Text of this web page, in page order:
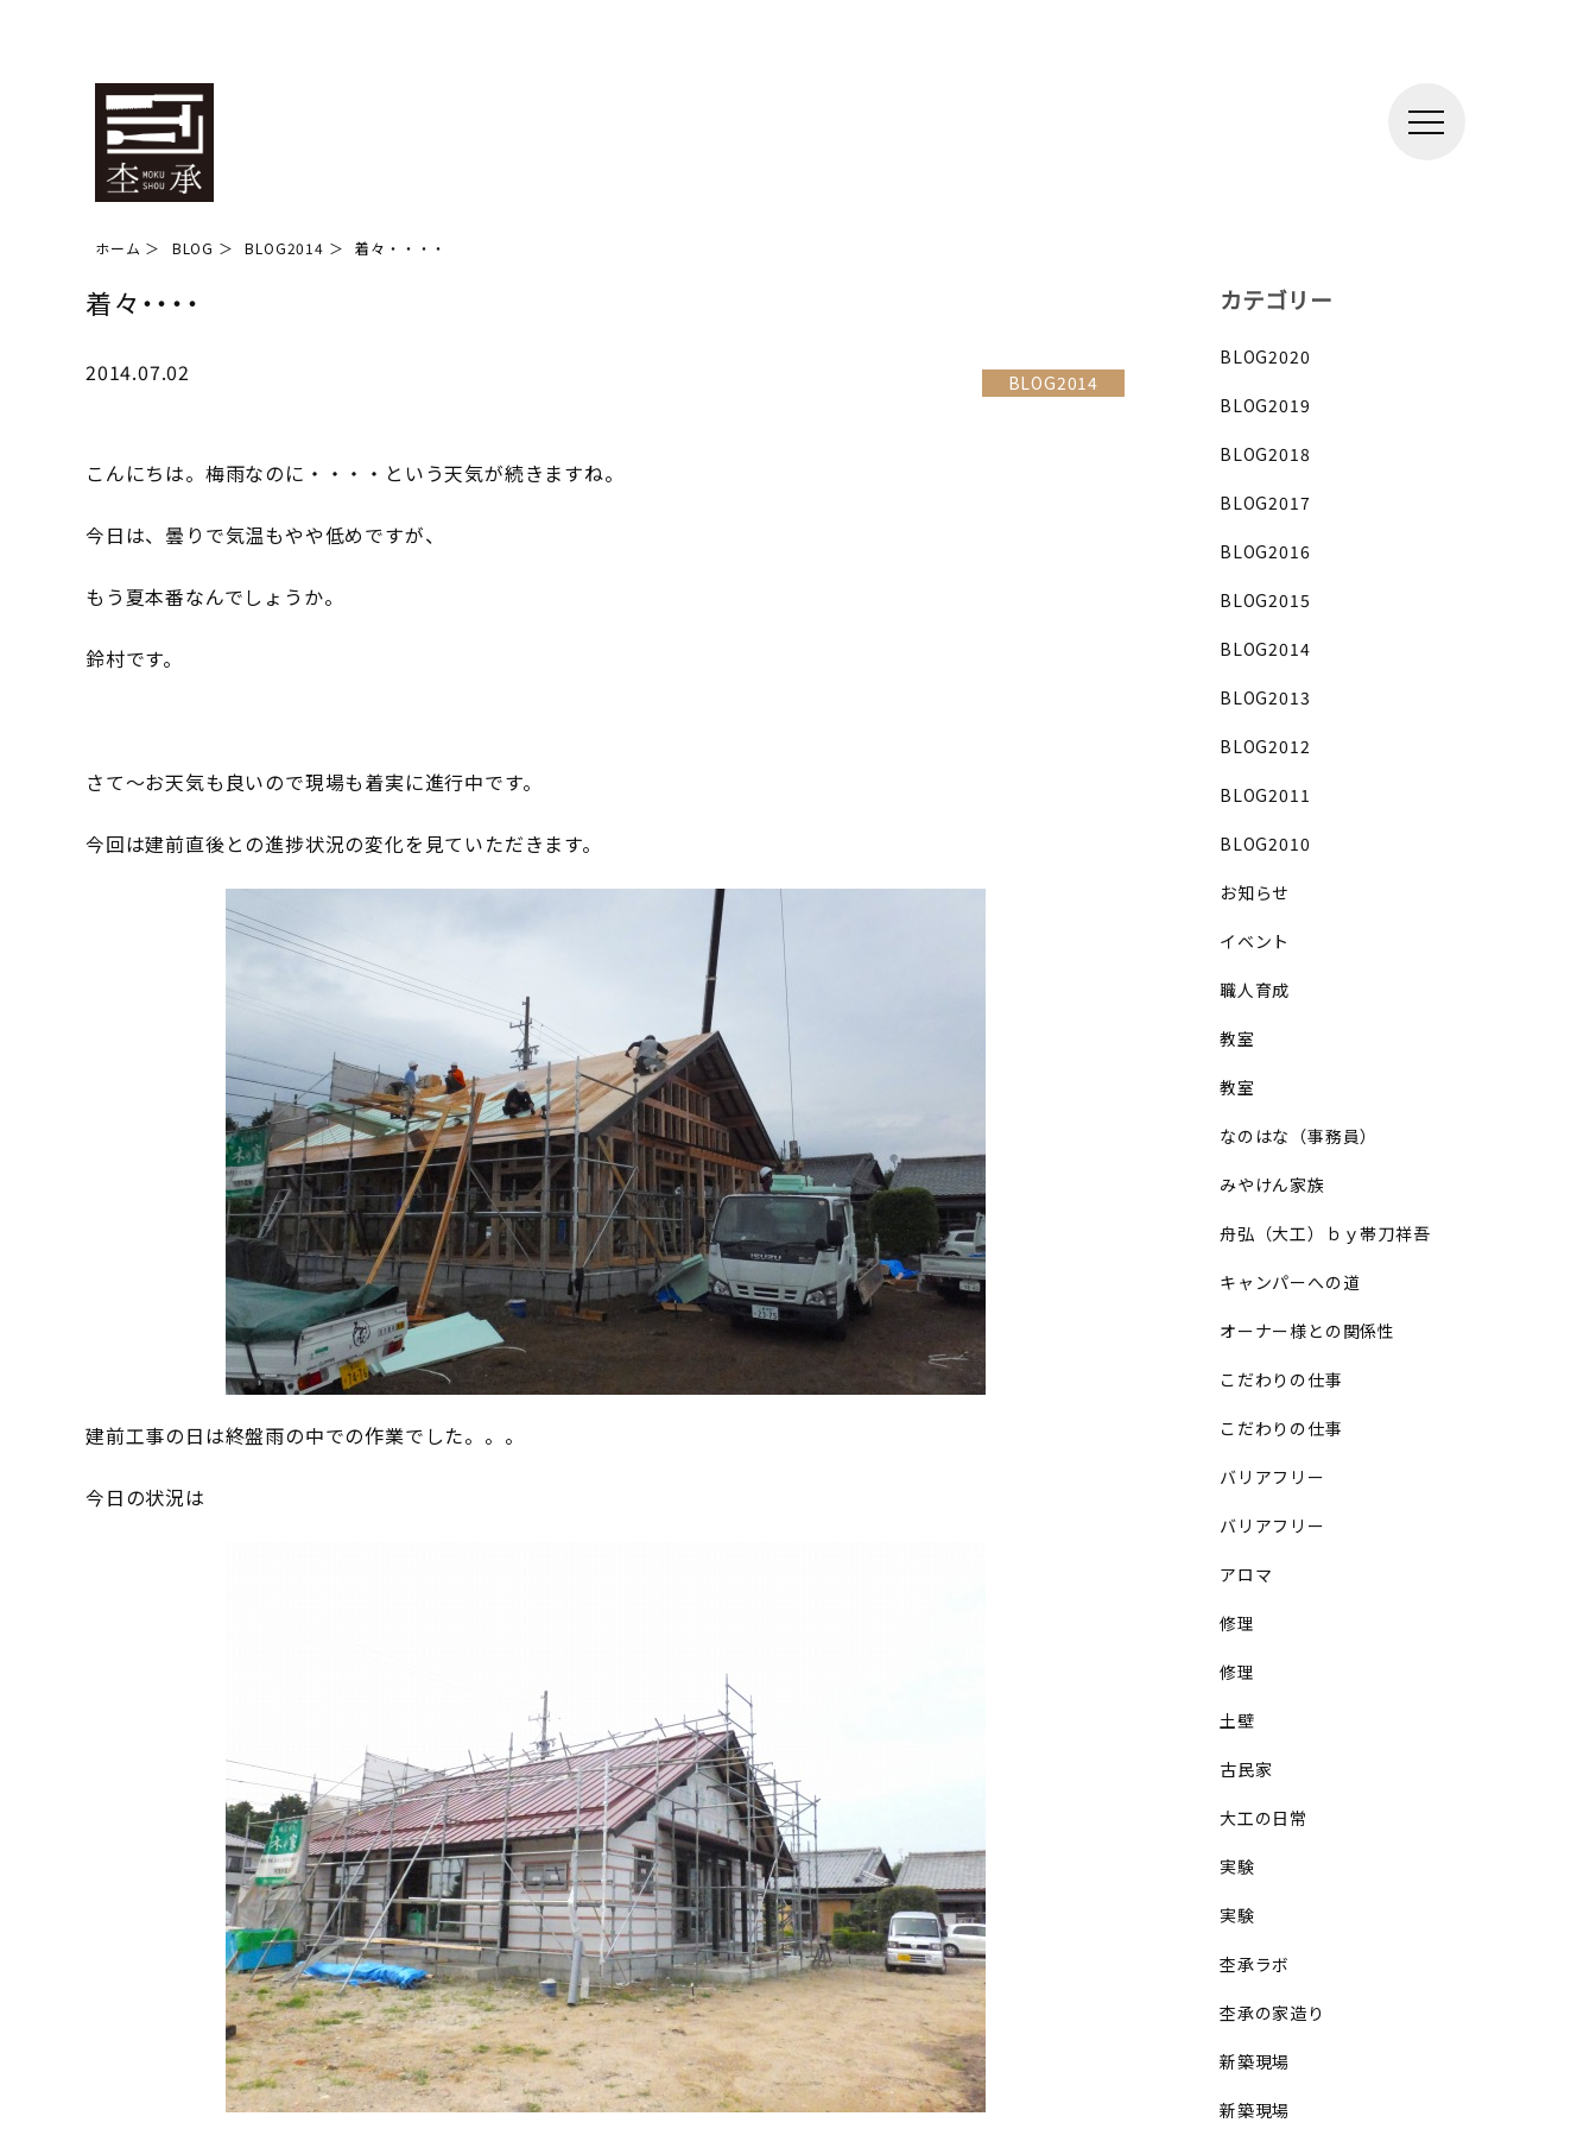
ホーム BLOG BLOG2014 着々・・・・
着々・・・・
2014.07.02 BLOG2014
こんにちは。梅雨なのに・・・・という天気が続きますね。
今日は、曇りで気温もやや低めですが、
もう夏本番なんでしょうか。
鈴村です。
さて～お天気も良いので現場も着実に進行中です。
今回は建前直後との進捗状況の変化を見ていただきます。
建前工事の日は終盤雨の中での作業でした。。。
今日の状況は
カテゴリー
BLOG2020
BLOG2019
BLOG2018
BLOG2017
BLOG2016
BLOG2015
BLOG2014
BLOG2013
BLOG2012
BLOG2011
BLOG2010
お知らせ
イベント
職人育成
教室
教室
なのはな（事務員）
みやけん家族
舟弘（大工）ｂｙ帯刀祥吾
キャンパーへの道
オーナー様との関係性
こだわりの仕事
こだわりの仕事
バリアフリー
バリアフリー
アロマ
修理
修理
土壁
古民家
大工の日常
実験
実験
杢承ラボ
杢承の家造り
新築現場
新築現場